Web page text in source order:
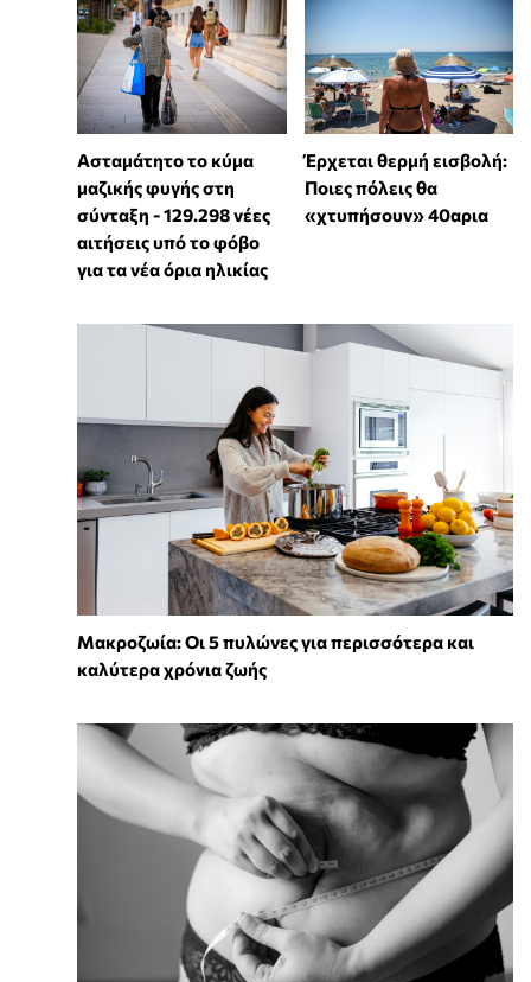
Ασταμάτητο το κύμα
μαζικής φυγής στη
σύνταξη - 129.298 νέες
αιτήσεις υπό το φόβο
για τα νέα όρια ηλικίας
Έρχεται θερμή εισβολή:
Ποιες πόλεις θα
«χτυπήσουν» 40αρια
Mακροζωία: Οι 5 πυλώνες για περισσότερα και
καλύτερα χρόνια ζωής